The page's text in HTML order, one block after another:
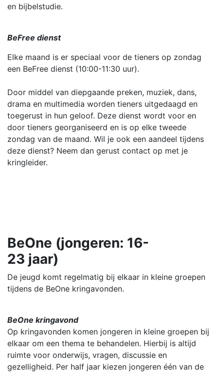
en bijbelstudie.
BeFree dienst
Elke maand is er speciaal voor de tieners op zondag
een BeFree dienst (10:00-11:30 uur).
Door middel van diepgaande preken, muziek, dans,
drama en multimedia worden tieners uitgedaagd en
toegerust in hun geloof. Deze dienst wordt voor en
door tieners georganiseerd en is op elke tweede
zondag van de maand. Wil je ook een aandeel tijdens
deze dienst? Neem dan gerust contact op met je
kringleider.
BeOne (jongeren: 16-
23 jaar)
De jeugd komt regelmatig bij elkaar in kleine groepen
tijdens de BeOne kringavonden.
BeOne kringavond
Op kringavonden komen jongeren in kleine groepen bij
elkaar om een thema te behandelen. Hierbij is altijd
ruimte voor onderwijs, vragen, discussie en
gezelligheid. Per half jaar kiezen jongeren één van de